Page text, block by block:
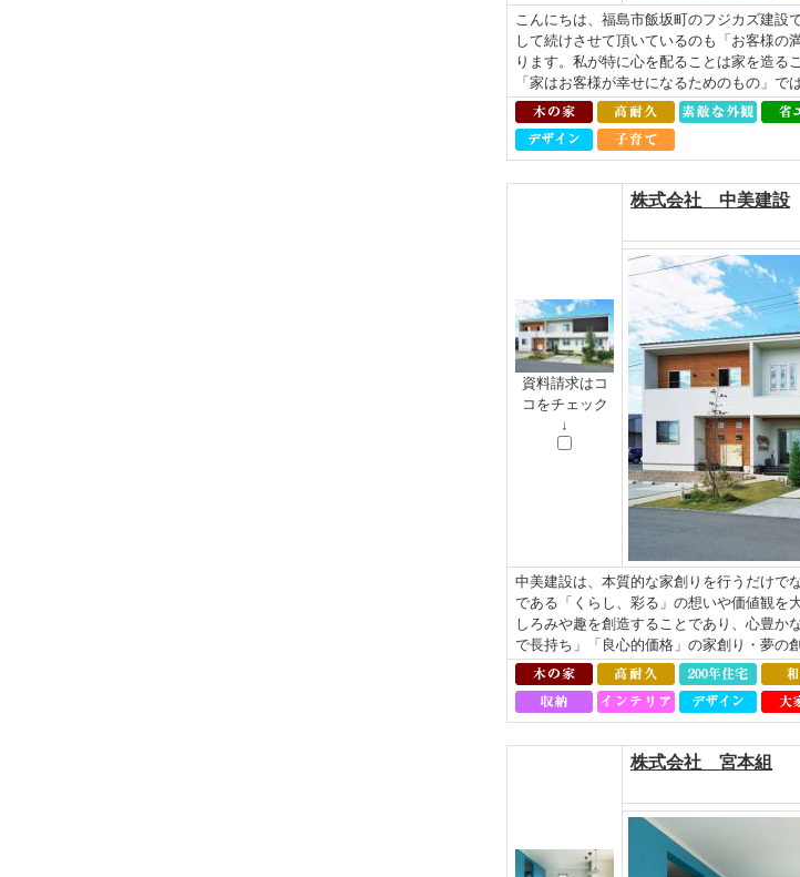
こんにちは、福島市飯坂町のフジカズ建設
して続けさせて頂いているのも「お客様の
ります。私が特に心を配ることは家を造る
「家はお客様が幸せになるためのもの」で
資料請求はコ
コをチェック
↓
株式会社 中美建設
中美建設は、本質的な家創りを行うだけで
である「くらし、彩る」の想いや価値観を
しろみや趣を創造することであり、心豊か
で長持ち」「良心的価格」の家創り・夢の
株式会社 宮本組